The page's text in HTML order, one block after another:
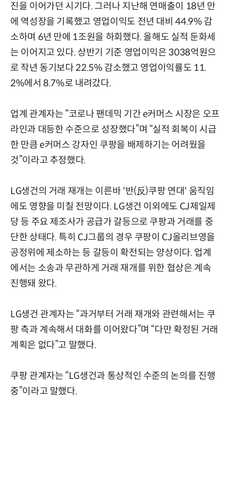
진을 이어가던 시기다. 그러나 지난해 연매출이 18년 만
에 역성장을 기록했고 영업이익도 전년 대비 44.9% 감
소하며 6년 만에 1조원을 하회했다. 올해도 실적 둔화세
는 이어지고 있다. 상반기 기준 영업이익은 3038억원으
로 작년 동기보다 22.5% 감소했고 영업이익률도 11.
2%에서 8.7%로 내려갔다.
업계 관계자는 “코로나 팬데믹 기간 e커머스 시장은 오프
라인과 대등한 수준으로 성장했다”며 “실적 회복이 시급
한 만큼 e커머스 강자인 쿠팡을 배제하기는 어려웠을
것”이라고 추정했다.
LG생건의 거래 재개는 이른바 '반(反)쿠팡 연대' 움직임
에도 영향을 미칠 전망이다. LG생건 이외에도 CJ제일제
당 등 주요 제조사가 공급가 갈등으로 쿠팡과 거래를 중
단한 상태다. 특히 CJ그룹의 경우 쿠팡이 CJ올리브영을
공정위에 제소하는 등 갈등이 확전되는 양상이다. 업계
에서는 소송과 무관하게 거래 재개를 위한 협상은 계속
진행돼 왔다.
LG생건 관계자는 “과거부터 거래 재개와 관련해서는 쿠
팡 측과 계속해서 대화를 이어왔다”며 “다만 확정된 거래
계획은 없다”고 말했다.
쿠팡 관계자는 “LG생건과 통상적인 수준의 논의를 진행
중”이라고 말했다.